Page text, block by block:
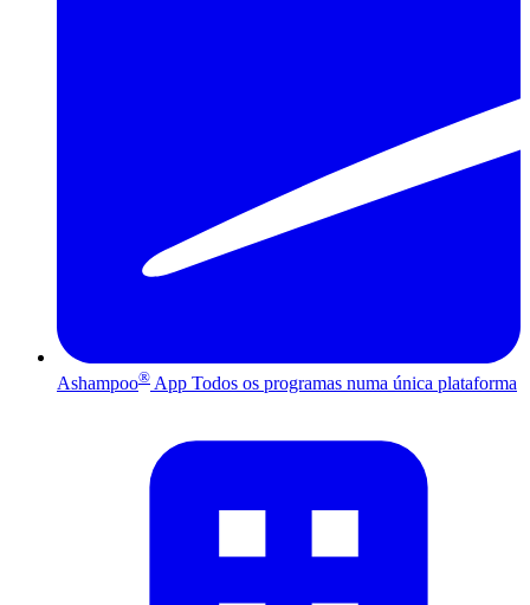
Ashampoo® App Todos os programas numa única plataforma